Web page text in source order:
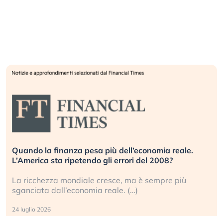
Russia e Cina pronti a spegnere Starlink. Gli
investitori stanno sottovalutando il rischio?
Gli investitori tech continuano a ignorare il rischio
geopolitico: il (…)
17 luglio 2026